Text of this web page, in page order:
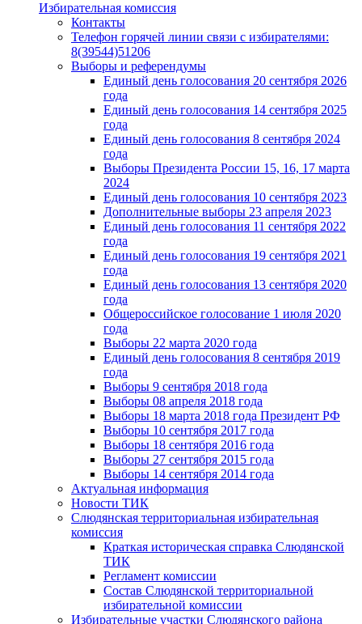
Избирательная комиссия
Контакты
Телефон горячей линии связи с избирателями:
8(39544)51206
Выборы и референдумы
Единый день голосования 20 сентября 2026
года
Единый день голосования 14 сентября 2025
года
Единый день голосования 8 сентября 2024
года
Выборы Президента России 15, 16, 17 марта
2024
Единый день голосования 10 сентября 2023
Дополнительные выборы 23 апреля 2023
Единый день голосования 11 сентября 2022
года
Единый день голосования 19 сентября 2021
года
Единый день голосования 13 сентября 2020
года
Общероссийское голосование 1 июля 2020
года
Выборы 22 марта 2020 года
Единый день голосования 8 сентября 2019
года
Выборы 9 сентября 2018 года
Выборы 08 апреля 2018 года
Выборы 18 марта 2018 года Президент РФ
Выборы 10 сентября 2017 года
Выборы 18 сентября 2016 года
Выборы 27 сентября 2015 года
Выборы 14 сентября 2014 года
Актуальная информация
Новости ТИК
Слюдянская территориальная избирательная
комиссия
Краткая историческая справка Слюдянской
ТИК
Регламент комиссии
Состав Слюдянской территориальной
избирательной комиссии
Избирательные участки Слюдянского района